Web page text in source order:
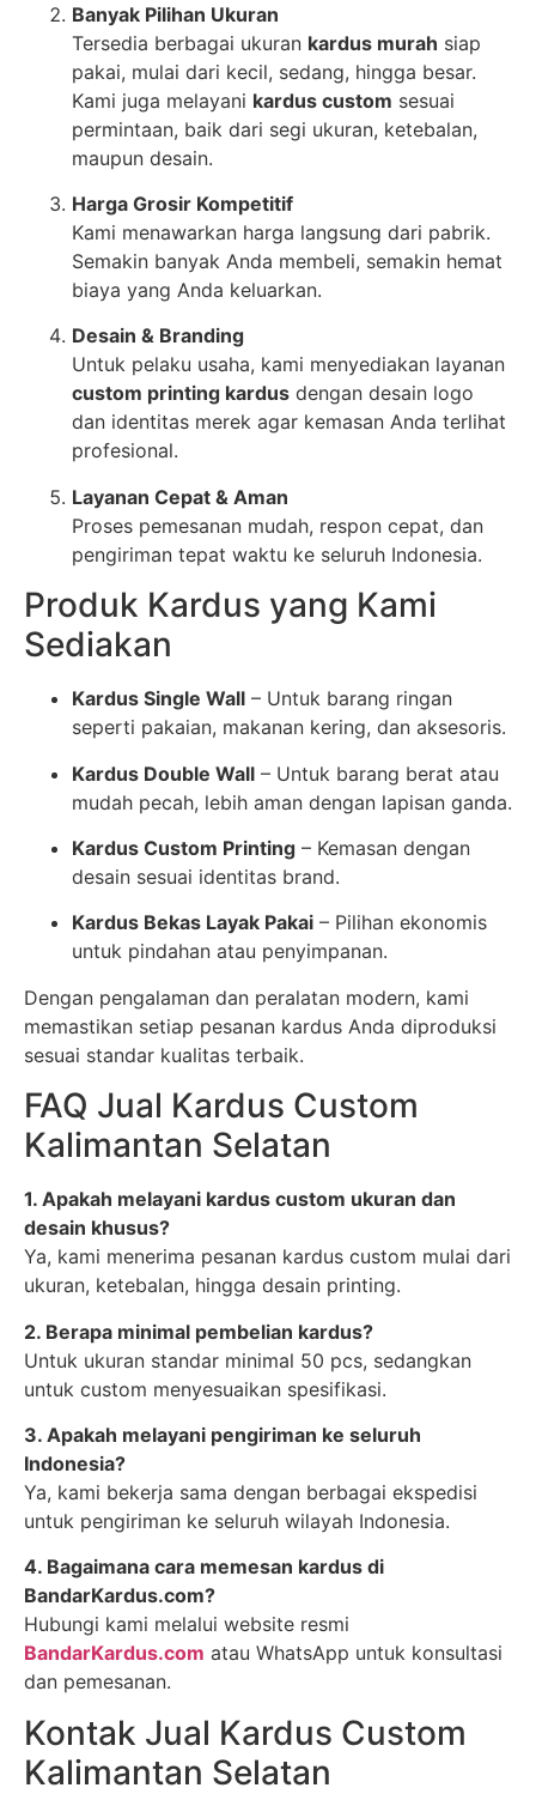
Banyak Pilihan Ukuran
Tersedia berbagai ukuran kardus murah siap
pakai, mulai dari kecil, sedang, hingga besar.
Kami juga melayani kardus custom sesuai
permintaan, baik dari segi ukuran, ketebalan,
maupun desain.
Harga Grosir Kompetitif
Kami menawarkan harga langsung dari pabrik.
Semakin banyak Anda membeli, semakin hemat
biaya yang Anda keluarkan.
Desain & Branding
Untuk pelaku usaha, kami menyediakan layanan
custom printing kardus dengan desain logo
dan identitas merek agar kemasan Anda terlihat
profesional.
Layanan Cepat & Aman
Proses pemesanan mudah, respon cepat, dan
pengiriman tepat waktu ke seluruh Indonesia.
Produk Kardus yang Kami
Sediakan
Kardus Single Wall – Untuk barang ringan
seperti pakaian, makanan kering, dan aksesoris.
Kardus Double Wall – Untuk barang berat atau
mudah pecah, lebih aman dengan lapisan ganda.
Kardus Custom Printing – Kemasan dengan
desain sesuai identitas brand.
Kardus Bekas Layak Pakai – Pilihan ekonomis
untuk pindahan atau penyimpanan.
Dengan pengalaman dan peralatan modern, kami
memastikan setiap pesanan kardus Anda diproduksi
sesuai standar kualitas terbaik.
FAQ Jual Kardus Custom
Kalimantan Selatan
1. Apakah melayani kardus custom ukuran dan
desain khusus?
Ya, kami menerima pesanan kardus custom mulai dari
ukuran, ketebalan, hingga desain printing.
2. Berapa minimal pembelian kardus?
Untuk ukuran standar minimal 50 pcs, sedangkan
untuk custom menyesuaikan spesifikasi.
3. Apakah melayani pengiriman ke seluruh
Indonesia?
Ya, kami bekerja sama dengan berbagai ekspedisi
untuk pengiriman ke seluruh wilayah Indonesia.
4. Bagaimana cara memesan kardus di
BandarKardus.com?
Hubungi kami melalui website resmi
BandarKardus.com atau WhatsApp untuk konsultasi
dan pemesanan.
Kontak Jual Kardus Custom
Kalimantan Selatan